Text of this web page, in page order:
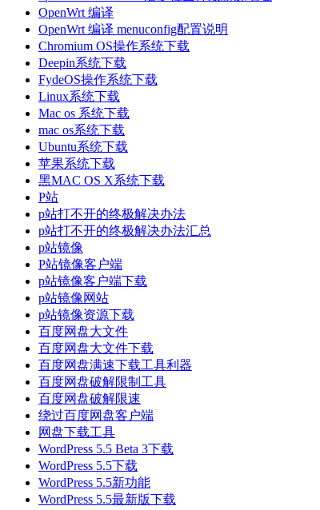
OpenWrt 编译
OpenWrt 编译 menuconfig配置说明
Chromium OS操作系统下载
Deepin系统下载
FydeOS操作系统下载
Linux系统下载
Mac os 系统下载
mac os系统下载
Ubuntu系统下载
苹果系统下载
黑MAC OS X系统下载
P站
p站打不开的终极解决办法
p站打不开的终极解决办法汇总
p站镜像
P站镜像客户端
p站镜像客户端下载
p站镜像网站
p站镜像资源下载
百度网盘大文件
百度网盘大文件下载
百度网盘满速下载工具利器
百度网盘破解限制工具
百度网盘破解限速
绕过百度网盘客户端
网盘下载工具
WordPress 5.5 Beta 3下载
WordPress 5.5下载
WordPress 5.5新功能
WordPress 5.5最新版下载